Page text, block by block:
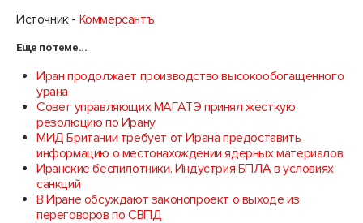
Источник - Коммерсантъ
Еще по теме...
Иран продолжает производство высокообогащенного
урана
Совет управляющих МАГАТЭ принял жесткую
резолюцию по Ирану
МИД Британии требует от Ирана предоставить
информацию о местонахождении ядерных материалов
Иранские беспилотники. Индустрия БПЛА в условиях
санкций
В Иране обсуждают законопроект о выходе из
переговоров по СВПД